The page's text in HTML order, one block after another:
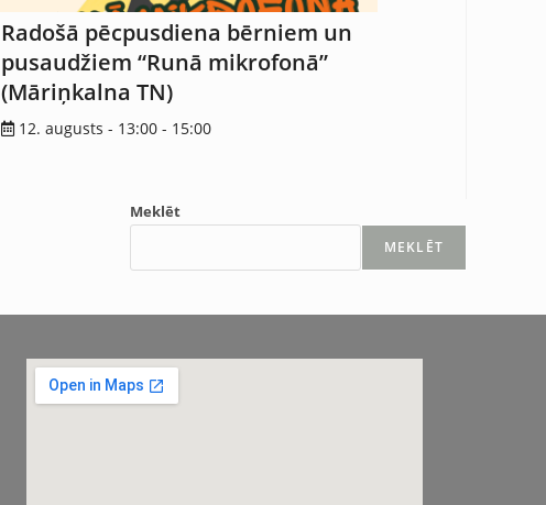
Radošā pēcpusdiena bērniem un
pusaudžiem “Runā mikrofonā”
(Māriņkalna TN)
12. augusts - 13:00 - 15:00
Meklēt
MEKLĒT